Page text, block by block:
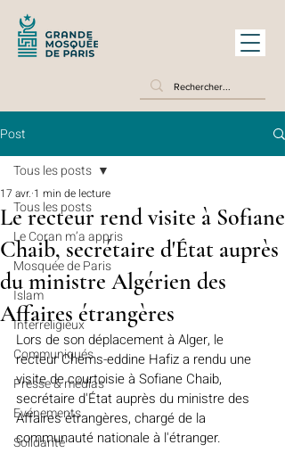
Post
Tous les posts
Le Coran m’a appris
Mosquée de Paris
Islam
Interreligieux
Communiqués
Presse & médias
Evénements
Solidarité
Tous les posts
Le recteur rend visite à Sofiane
Chaib, secrétaire d'État auprès
du ministre Algérien des
Affaires étrangères
17 avr. 1 min de lecture
Lors de son déplacement à Alger, le
recteur Chems-eddine Hafiz a rendu une
visite de courtoisie à Sofiane Chaib,
secrétaire d'État auprès du ministre des
Affaires étrangères, chargé de la
communauté nationale à l'étranger.